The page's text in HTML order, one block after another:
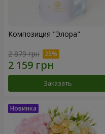
Композиция "Элора"
2 879 грн
Заказать